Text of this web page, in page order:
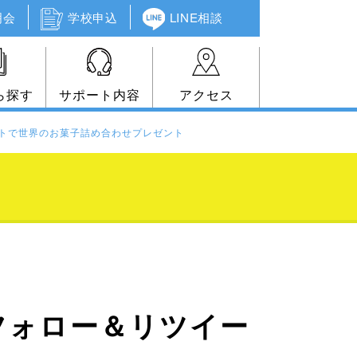
学校申込 LINE相談
探す サポート内容 アクセス
世界のお菓子詰め合わせプレゼント
ロー＆リツイー